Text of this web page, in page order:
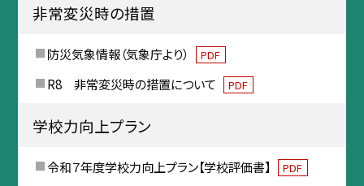
非常変災時の措置
防災気象情報（気象庁より） PDF
R8 非常変災時の措置について PDF
学校力向上プラン
令和７年度学校力向上プラン【学校評価書】 PDF